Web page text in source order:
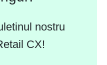
nostru
CX!